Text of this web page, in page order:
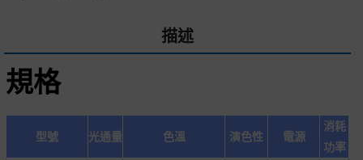
描述
規格
型號 光通量 色溫 演色性 電源
消耗
功率